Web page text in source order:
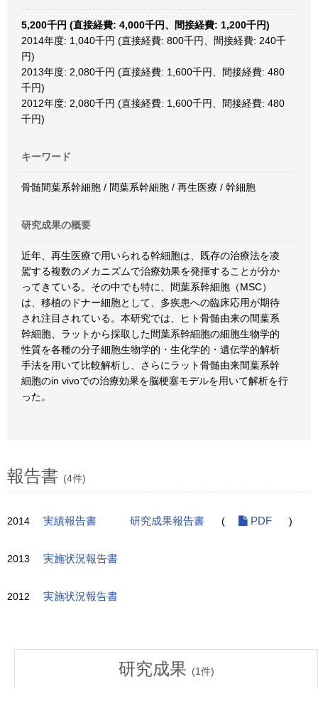
5,200千円 (直接経費: 4,000千円、間接経費: 1,200千円)
2014年度: 1,040千円 (直接経費: 800千円、間接経費: 240千
円)
2013年度: 2,080千円 (直接経費: 1,600千円、間接経費: 480
千円)
2012年度: 2,080千円 (直接経費: 1,600千円、間接経費: 480
千円)
キーワード
骨髄間葉系幹細胞 / 間葉系幹細胞 / 再生医療 / 幹細胞
研究成果の概要
近年、再生医療で用いられる幹細胞は、既存の治療法を凌
駕する複数のメカニズムで治療効果を発揮することが分か
ってきている。その中でも特に、間葉系幹細胞（MSC）
は、移植のドナー細胞として、多疾患への臨床応用が期待
され注目されている。本研究では、ヒト骨髄由来の間葉系
幹細胞、ラットから採取した間葉系幹細胞の細胞生物学的
性質を各種の分子細胞生物学的・生化学的・遺伝学的解析
手法を用いて比較解析し、さらにラット骨髄由来間葉系幹
細胞のin vivoでの治療効果を脳梗塞モデルを用いて解析を行
った。
報告書 (4件)
2014 実績報告書 研究成果報告書 ( PDF )
2013 実施状況報告書
2012 実施状況報告書
研究成果 (1件)